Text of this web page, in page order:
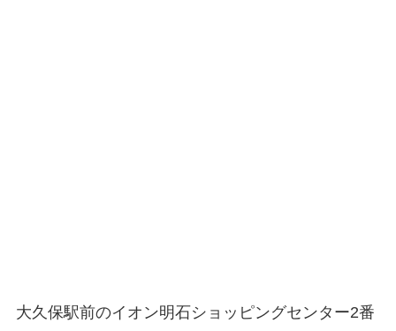
大久保駅前のイオン明石ショッピングセンター2番